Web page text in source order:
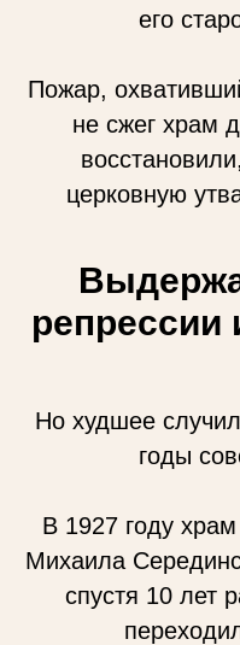
его
Пожар,
не сжег храм
церковную
репрессии
Но худшее
годы
В 1927 году
Михаила
спустя 10 лет